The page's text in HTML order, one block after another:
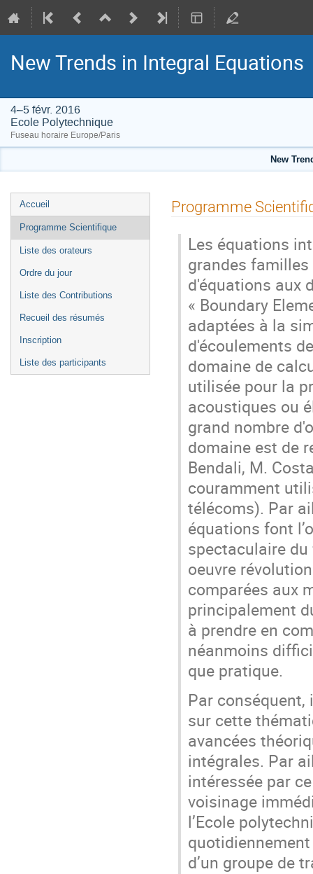
New Trends in Integral Equations
4–5 févr. 2016
Ecole Polytechnique
Fuseau horaire Europe/Paris
New
Menu
de
l'événement
Accueil
Programme Scientifique
Liste des orateurs
Ordre du jour
Liste des Contributions
Recueil des résumés
Inscription
Liste des participants
Programme
Les équations
grandes
d'équations aux
« Boundary
adaptées à la
d'écoulements
domaine de
utilisée pour la
acoustiques ou
grand nombre
domaine est de
Bendali, M.
couramment
télécoms). Par
équations font
spectaculaire
oeuvre
comparées aux
principalement
à prendre en
néanmoins
que pratique.
Par
sur cette
avancées
intégrales. Par
intéressée par
voisinage
l’Ecole
d’un groupe de